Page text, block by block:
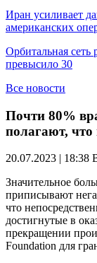
Иран усиливает
американских
Орбитальная сеть
превысило 30
Все новости
Почти 80%
полагают,
20.07.2023 | 18:38
Значительное
приписывают
что
достигнутые в
прекращении
Foundation для